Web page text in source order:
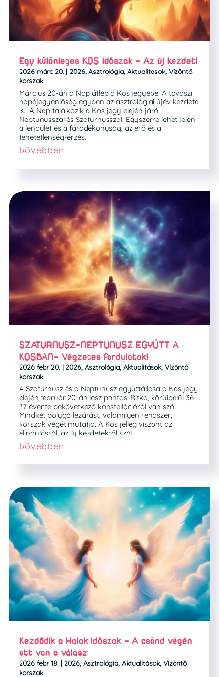
Egy különleges KOS időszak – Az új kezdet!
2026 márc 20. | 2026, Asztrológia, Aktualitások, Vízöntő
korszak
Március 20-án a Nap átlép a Kos jegyébe. A tavaszi
napéjegyenlőség egyben az asztrológiai újév kezdete
is. A Nap találkozik a Kos jegy elején járó
Neptunusszal és Szaturnusszal. Egyszerre lehet jelen
a lendület és a fáradékonyság, az erő és a
tehetetlenség-érzés.
bővebben
SZATURNUSZ-NEPTUNUSZ EGYÜTT A
KOSBAN– Végzetes fordulatok!
2026 febr 20. | 2026, Asztrológia, Aktualitások, Vízöntő
korszak
A Szaturnusz és a Neptunusz együttállása a Kos jegy
elején február 20-án lesz pontos. Ritka, körülbelül 36-
37 évente bekövetkező konstellációról van szó.
Mindkét bolygó lezárást, valamilyen rendszer,
korszak végét mutatja. A Kos jelleg viszont az
elindulásról, az új kezdetekről szól.
bővebben
Kezdődik a Halak időszak – A csönd végén
ott van a válasz!
2026 febr 18. | 2026, Asztrológia, Aktualitások, Vízöntő
korszak